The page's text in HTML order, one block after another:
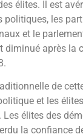
élites. Il est
politiques, les
et le
diminué après la
de
et les
Les élites des
la confiance